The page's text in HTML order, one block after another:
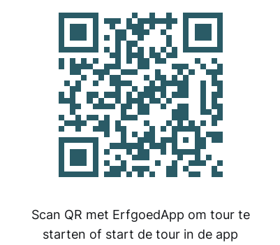
Scan QR met ErfgoedApp om tour te
starten of start de tour in de app